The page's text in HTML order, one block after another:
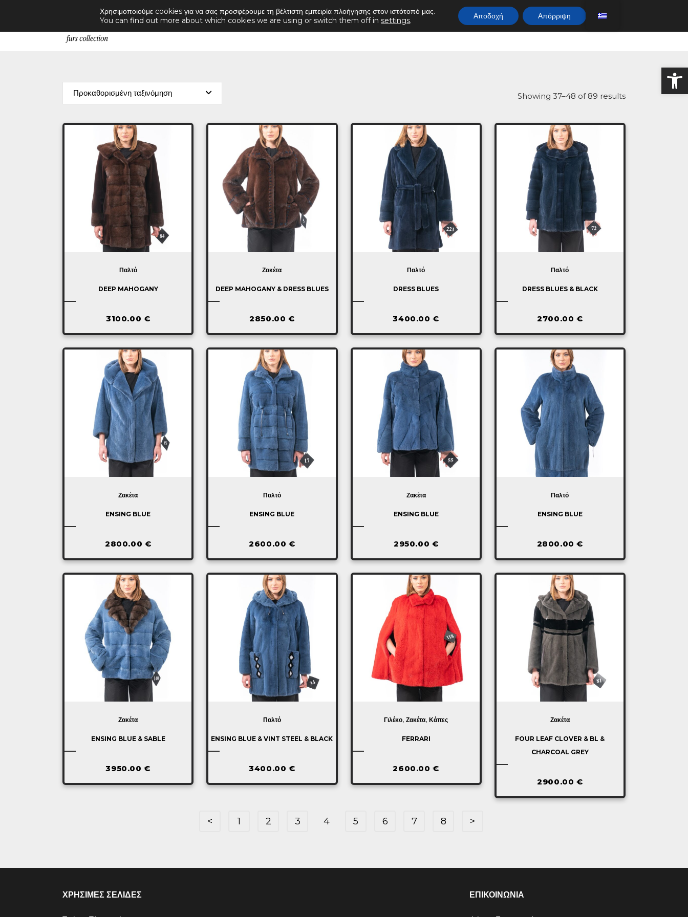
Αρχική Κάπες
Showing 37–48 of 89 results
Προκαθορισμένη ταξινόμηση
Παλτό
DEEP MAHOGANY
3100.00 €
Ζακέτα
DEEP MAHOGANY & DRESS BLUES
2850.00 €
Παλτό
DRESS BLUES
3400.00€
Παλτό
DRESS BLUES & BLACK
2700.00 €
Ζακέτα
ENSING BLUE
2800.00 €
Παλτό
ENSING BLUE
2600.00 €
Ζακέτα
ENSING BLUE
2950.00 €
Παλτό
ENSING BLUE
2800.00€
Ζακέτα
ENSING BLUE & SABLE
3950.00€
Παλτό
ENSING BLUE & VINT STEEL & BLACK
3400.00 €
Γιλέκο,Ζακέτα,Κάπες
FERRARI
2600.00€
Ζακέτα
FOUR LEAF CLOVER & BL &
CHARCOAL GREY
2900.00 €
< 1 2 3 4 5 6 7 8 >
ΧΡΗΣΙΜΕΣ ΣΕΛΙΔΕΣ ΕΠΙΚΟΙΝΩΝΙΑ
Χρησιμοποιούμε cookies για να σας προσφέρουμε τη βέλτιστη εμπειρία πλοήγησης στον ιστότοπό μας.
You can find out more about which cookies we are using or switch them off insettings. Αποδοχή Απόρριψη